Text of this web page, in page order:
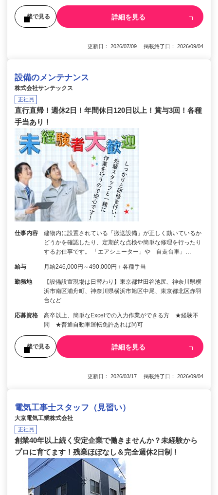
後で見る 詳細を見る
更新日： 2026/07/09 掲載終了日： 2026/09/04
設備のメンテナンス
株式会社サンテックス
正社員
直行直帰！週休2日！年間休日120日以上！賞与3回！各種
手当あり！
仕事内容
建物内に設置されている「搬送設備」が正しく動いているか
どうかを確認したり、定期的な点検や簡単な修理を行ったり
するお仕事です。 「エアシューター」や「自走台車」…
給与 月給246,000円～490,000円＋各種手当
勤務地
【設備設置現場は日替わり】東京都世田谷池尻、神奈川県横
浜市南区浦舟町、神奈川県横浜市旭区中尾、東京都北区赤羽
台など
応募資格
高卒以上、簡単なExcelでの入力作業ができる方 ★経験不
問 ★普通自動車運転免許あれば尚可
後で見る 詳細を見る
更新日： 2026/03/17 掲載終了日： 2026/09/04
電気工事士スタッフ（見習い）
大京電気工業株式会社
正社員
創業40年以上続く安定企業で働きませんか？未経験から
プロに育てます！残業ほぼなし＆完全週休2日制！